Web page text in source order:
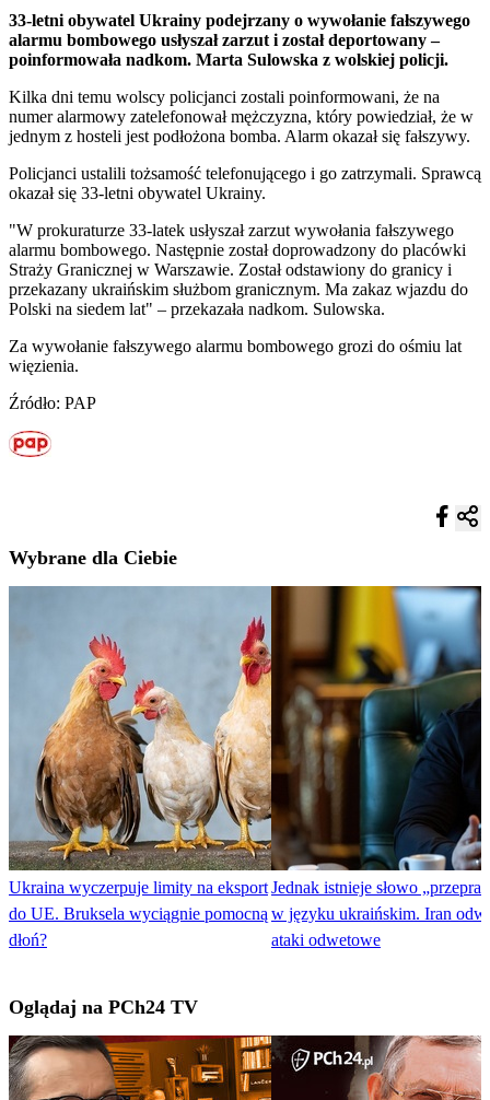
33-letni obywatel Ukrainy podejrzany o wywołanie fałszywego
alarmu bombowego usłyszał zarzut i został deportowany –
poinformowała nadkom. Marta Sulowska z wolskiej policji.
Kilka dni temu wolscy policjanci zostali poinformowani, że na
numer alarmowy zatelefonował mężczyzna, który powiedział, że w
jednym z hosteli jest podłożona bomba. Alarm okazał się fałszywy.
Policjanci ustalili tożsamość telefonującego i go zatrzymali. Sprawcą
okazał się 33-letni obywatel Ukrainy.
"W prokuraturze 33-latek usłyszał zarzut wywołania fałszywego
alarmu bombowego. Następnie został doprowadzony do placówki
Straży Granicznej w Warszawie. Został odstawiony do granicy i
przekazany ukraińskim służbom granicznym. Ma zakaz wjazdu do
Polski na siedem lat" – przekazała nadkom. Sulowska.
Za wywołanie fałszywego alarmu bombowego grozi do ośmiu lat
więzienia.
Źródło: PAP
Wybrane dla Ciebie
Ukraina wyczerpuje limity na eksport
do UE. Bruksela wyciągnie pomocną
dłoń?
Jednak istnieje słowo
w języku ukraińskim. Iran
ataki odwetowe
Oglądaj na PCh24 TV